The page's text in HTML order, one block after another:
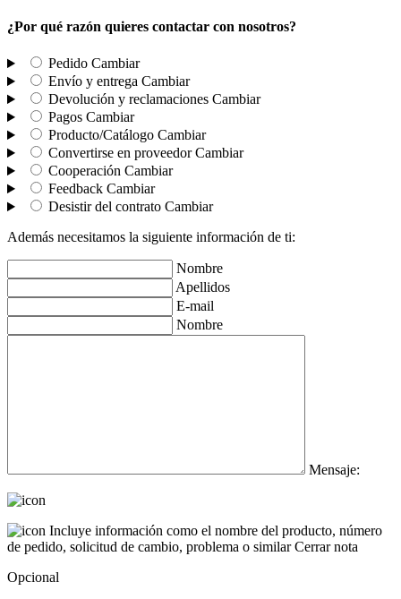
¿Por qué razón quieres contactar con nosotros?
Pedido Cambiar
Envío y entrega Cambiar
Devolución y reclamaciones Cambiar
Pagos Cambiar
Producto/Catálogo Cambiar
Convertirse en proveedor Cambiar
Cooperación Cambiar
Feedback Cambiar
Desistir del contrato Cambiar
Además necesitamos la siguiente información de ti:
Nombre
Apellidos
E-mail
Nombre
Mensaje:
Incluye información como el nombre del producto, número
de pedido, solicitud de cambio, problema o similar Cerrar nota
Opcional